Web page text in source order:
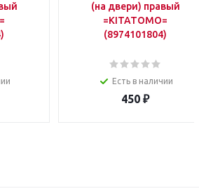
(на двери) правый
=KITATOMO=
(8974101804)
Есть в наличии
450 ₽